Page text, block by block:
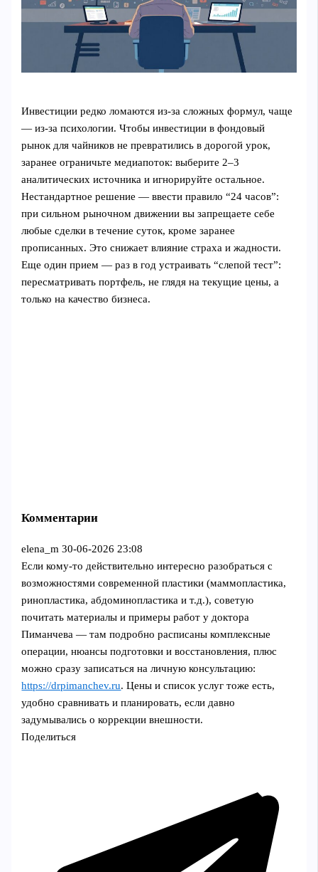
Инвестиции редко ломаются из-за сложных формул, чаще
— из-за психологии. Чтобы инвестиции в фондовый
рынок для чайников не превратились в дорогой урок,
заранее ограничьте медиапоток: выберите 2–3
аналитических источника и игнорируйте остальное.
Нестандартное решение — ввести правило “24 часов”:
при сильном рыночном движении вы запрещаете себе
любые сделки в течение суток, кроме заранее
прописанных. Это снижает влияние страха и жадности.
Еще один прием — раз в год устраивать “слепой тест”:
пересматривать портфель, не глядя на текущие цены, а
только на качество бизнеса.
Комментарии
elena_m 30-06-2026 23:08
Если кому-то действительно интересно разобраться с
возможностями современной пластики (маммопластика,
ринопластика, абдоминопластика и т.д.), советую
почитать материалы и примеры работ у доктора
Пиманчева — там подробно расписаны комплексные
операции, нюансы подготовки и восстановления, плюс
можно сразу записаться на личную консультацию:
https://drpimanchev.ru. Цены и список услуг тоже есть,
удобно сравнивать и планировать, если давно
задумывались о коррекции внешности.
Поделиться